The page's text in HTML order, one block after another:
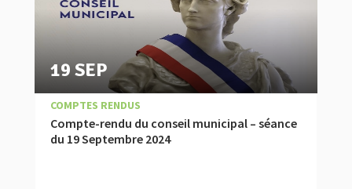
Compte-rendu du conseil municipal – séance
du 19 Septembre 2024
19 SEP
|
COMPTES RENDUS